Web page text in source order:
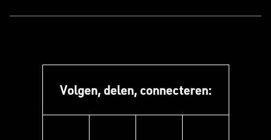
Volgen, delen, connecteren: